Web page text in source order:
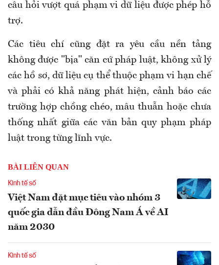
câu hỏi vượt quá phạm vi dữ liệu được phép hỗ
trợ.
Các tiêu chí cũng đặt ra yêu cầu nền tảng
không được "bịa" căn cứ pháp luật, không xử lý
các hồ sơ, dữ liệu cụ thể thuộc phạm vi hạn chế
và phải có khả năng phát hiện, cảnh báo các
trường hợp chồng chéo, mâu thuẫn hoặc chưa
thống nhất giữa các văn bản quy phạm pháp
luật trong từng lĩnh vực.
BÀI LIÊN QUAN
Kinh tế số
Việt Nam đặt mục tiêu vào nhóm 3
quốc gia dẫn đầu Đông Nam Á về AI
năm 2030
Kinh tế số